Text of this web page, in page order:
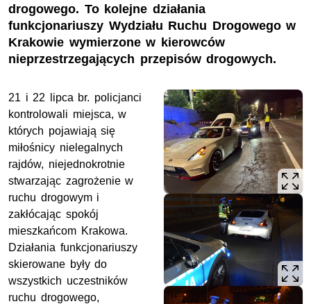
drogowego. To kolejne działania
funkcjonariuszy Wydziału Ruchu Drogowego w
Krakowie wymierzone w kierowców
nieprzestrzegających przepisów drogowych.
21 i 22 lipca br. policjanci
kontrolowali miejsca, w
których pojawiają się
miłośnicy nielegalnych
rajdów, niejednokrotnie
stwarzając zagrożenie w
ruchu drogowym i
zakłócając spokój
mieszkańcom Krakowa.
Działania funkcjonariuszy
skierowane były do
wszystkich uczestników
ruchu drogowego,